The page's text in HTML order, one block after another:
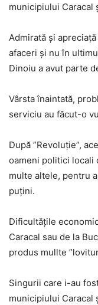
municipiului Caracal
Admirată și
afaceri și nu în
Dinoiu a avut parte
Vârsta înaintată,
serviciu au făcut-o
După ”Revoluție”,
oameni politici locali
multe altele, pentru
puțini.
Dificultățile
Caracal sau de la
produs mullte
Singurii care i-au
municipiului Caracal